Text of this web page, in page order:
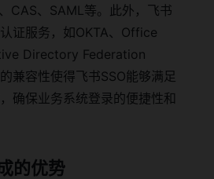
CAS、SAML等。此外，飞书
证服务，如OKTA、Office
Directory Federation
兼容性使得飞书SSO能够满足
确保业务系统登录的便捷性和
的优势